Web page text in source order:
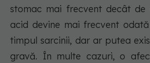
stomac mai frecvent decât de
acid devine mai frecvent
timpul sarcinii, dar ar putea
gravă. În multe cazuri, o